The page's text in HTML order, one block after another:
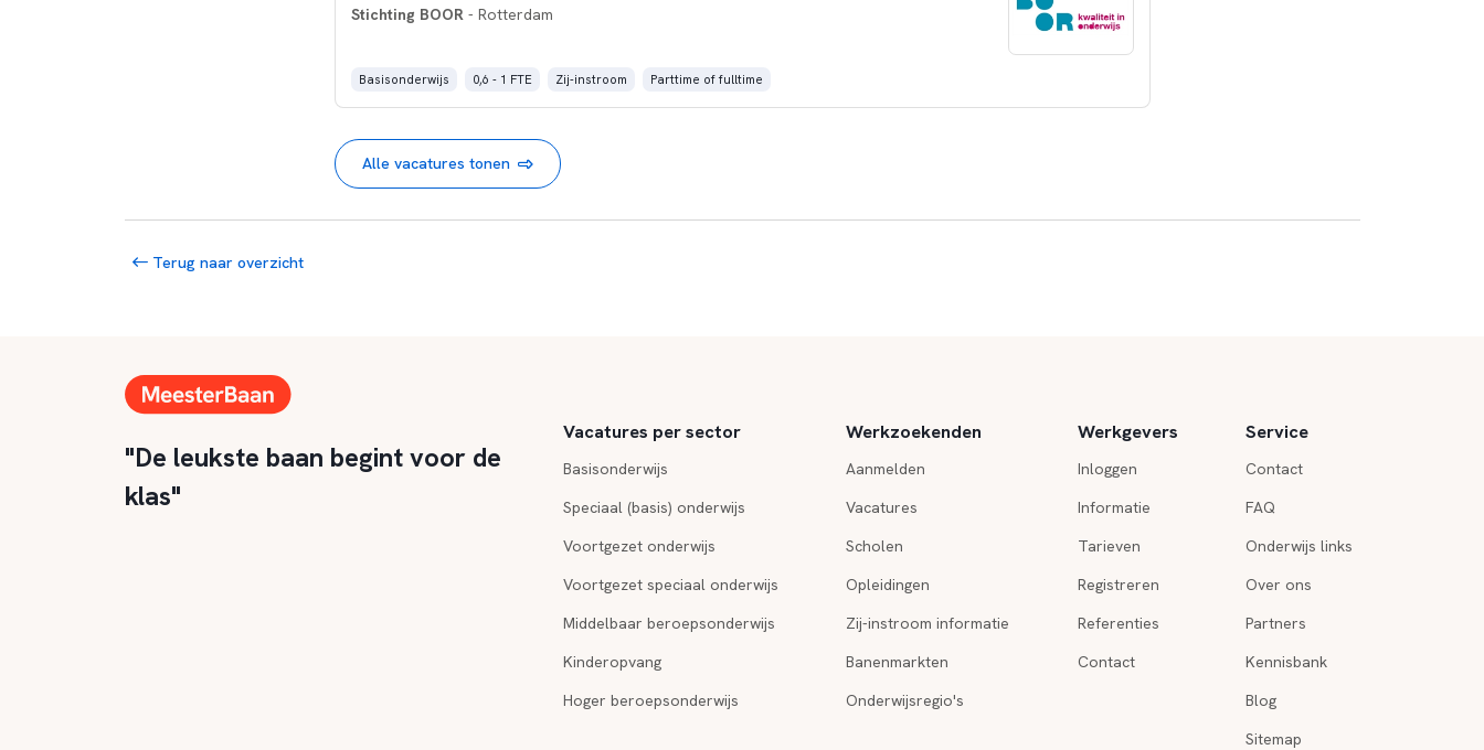
Stichting BOOR - Rotterdam
Basisonderwijs 0,6 - 1 FTE Zij-instroom Parttime of fulltime
Alle vacatures tonen
Terug naar overzicht
"De leukste baan begint voor de
klas"
Vacatures per sector
Basisonderwijs
Speciaal (basis) onderwijs
Voortgezet onderwijs
Voortgezet speciaal onderwijs
Middelbaar beroepsonderwijs
Kinderopvang
Hoger beroepsonderwijs
Werkzoekenden
Aanmelden
Vacatures
Scholen
Opleidingen
Zij-instroom informatie
Banenmarkten
Onderwijsregio's
Werkgevers
Inloggen
Informatie
Tarieven
Registreren
Referenties
Contact
Service
Contact
FAQ
Onderwijs links
Over ons
Partners
Kennisbank
Blog
Sitemap